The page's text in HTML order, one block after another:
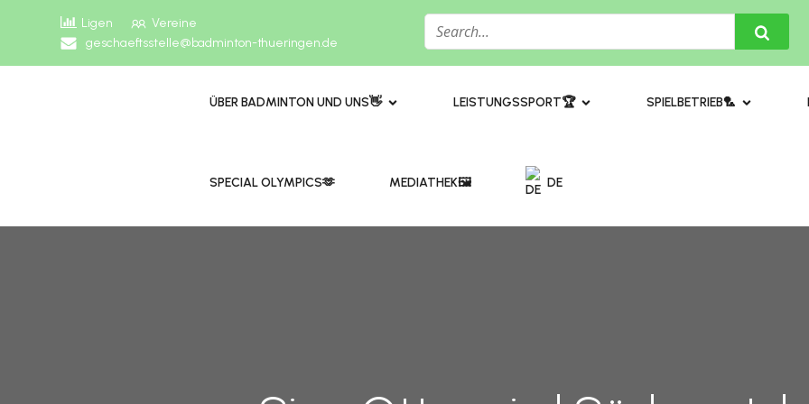
Ligen
Vereine
geschaeftsstelle@badminton-thueringen.de
ÜBER BADMINTON UND UNS👋 ​LEISTUNGSSPORT🏆 SPIELBETRIEB🏸
​​SPECIAL OLYMPICS🫶 MEDIATHEK🖼️​ DE